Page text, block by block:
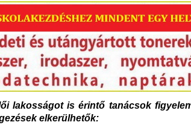
lakosságot is érintő tanácsok
elkerülhetők: